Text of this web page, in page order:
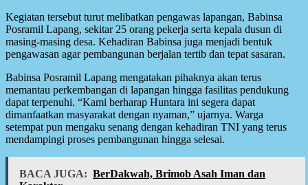
Kegiatan tersebut turut melibatkan pengawas lapangan, Babinsa
Posramil Lapang, sekitar 25 orang pekerja serta kepala dusun di
masing-masing desa. Kehadiran Babinsa juga menjadi bentuk
pengawasan agar pembangunan berjalan tertib dan tepat sasaran.
Babinsa Posramil Lapang mengatakan pihaknya akan terus
memantau perkembangan di lapangan hingga fasilitas pendukung
dapat terpenuhi. “Kami berharap Huntara ini segera dapat
dimanfaatkan masyarakat dengan nyaman,” ujarnya. Warga
setempat pun mengaku senang dengan kehadiran TNI yang terus
mendampingi proses pembangunan hingga selesai.
BACA JUGA: BerDakwah, Brimob Asah Iman dan